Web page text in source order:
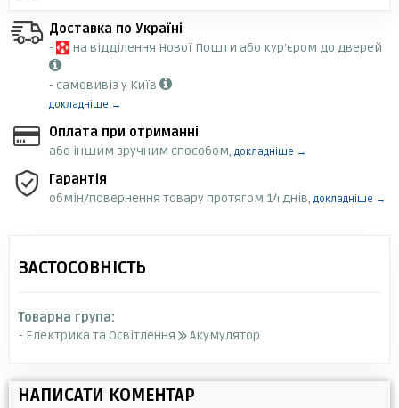
Доставка по Україні
-
на відділення Нової Пошти або кур'єром до дверей
- самовивіз у Київ
докладніше →
Оплата при отриманні
або іншим зручним способом, докладніше →
Гарантія
обмін/повернення товару протягом 14 днів, докладніше →
ЗАСТОСОВНІСТЬ
Товарна група:
- Електрика та Освітлення
Акумулятор
НАПИСАТИ КОМЕНТАР